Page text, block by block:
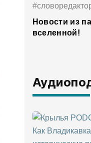
Новости из
вселенной!